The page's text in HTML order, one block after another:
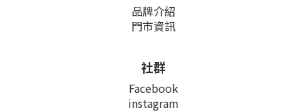
品牌介紹
門市資訊
社群
Facebook
instagram